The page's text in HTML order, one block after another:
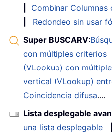
Combinar
Redondeo sin usar
Super BUSCARV:
con múltiples criterios
(VLookup) con
vertical (VLookup)
Coincidencia difusa....
Lista desplegable
una lista desplegable